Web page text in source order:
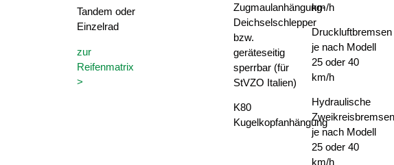
Tandem oder
Einzelrad
zur
Reifenmatrix
>
Zugmaulanhängung-
Deichselschlepper
bzw.
geräteseitig
sperrbar (für
StVZO Italien)
K80
Kugelkopfanhängung
km/h
Druckluftbremsen
je nach Modell
25 oder 40
km/h
Hydraulische
Zweikreisbremsen
je nach Modell
25 oder 40
km/h